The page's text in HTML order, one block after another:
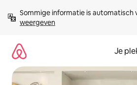
direct
naar
Sommige informatie is automatisch
weergeven
Je